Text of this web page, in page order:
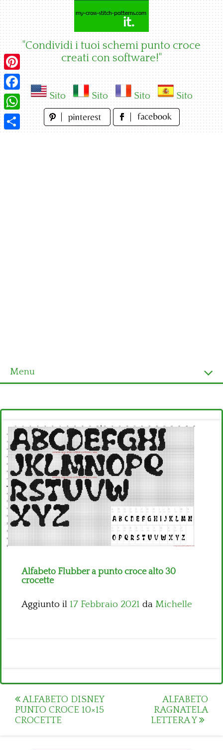
"Condividi i tuoi schemi punto croce
creati con software!"
Sito Sito Sito Sito
Menu
Ultimi schemi
Alfabeto
Bambini
Disney
Thun
Alfabeto Flubber a punto croce alto 30
crocette
Aggiunto il 17 Febbraio 2021 da Michelle
Post
navigation
ALFABETO DISNEY
PUNTO CROCE 10×15
CROCETTE
ALFABETO
RAGNATELA
LETTERA Y
Pinterest
Facebook
WhatsApp